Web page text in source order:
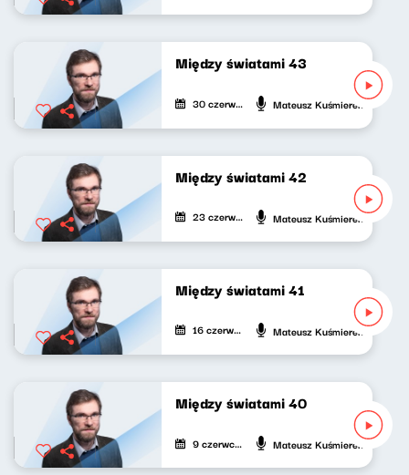
Między światami 43
30 czerwca 2026 Mateusz Kuśmierek
Między światami 42
23 czerwca 2026 Mateusz Kuśmierek
Między światami 41
16 czerwca 2026 Mateusz Kuśmierek
Między światami 40
9 czerwca 2026 Mateusz Kuśmierek